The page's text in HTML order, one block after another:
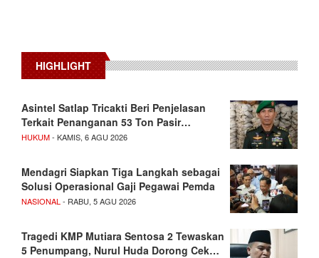
HIGHLIGHT
Asintel Satlap Tricakti Beri Penjelasan
Terkait Penanganan 53 Ton Pasir…
HUKUM- KAMIS, 6 AGU 2026
Mendagri Siapkan Tiga Langkah sebagai
Solusi Operasional Gaji Pegawai Pemda
NASIONAL - RABU, 5 AGU 2026
Tragedi KMP Mutiara Sentosa 2 Tewaskan
5 Penumpang, Nurul Huda Dorong Cek…